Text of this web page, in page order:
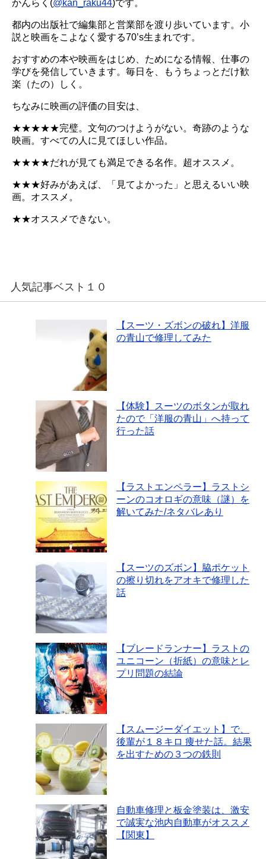
かんらく(@kan_raku44)です。
都内の出版社で編集部と営業部を渡り歩いています。小
説と映画をこよなく愛する70’s生まれです。
おすすめの本や映画をはじめ、ためになる情報、仕事の
学びを発信していきます。毎日を、もうちょっとだけ歓
楽（たの）しく。
ちなみに映画の評価の目安は、
★★★★★完璧。文句のつけようがない。奇跡のような
映画。すべての人に見てほしい作品。
★★★★だれが見ても満足できる名作。超オススメ。
★★★好みがあえば、「見てよかった」と思えるいい映
画。オススメ。
★★オススメできない。
人気記事ベスト１０
【スーツ・ズボンの破れ】洋服
の青山で修理してみた
【体験】スーツのボタンが取れ
たので「洋服の青山」へ持って
行った話
【ラストエンペラー】ラストシ
ーンのコオロギの意味（謎）を
解いてみた/ネタバレあり
【スーツのズボン】脇ポケット
の擦り切れをアオキで修理した
話
【ブレードランナー】ラストの
ユニコーン（折紙）の意味とレ
プリ問題の結論
【スムージーダイエット】で、
後輩が１８キロ 痩せた話。結果
を出すための３つの鉄則
自動車修理と板金塗装は、激安
で誠実な池内自動車がオススメ
【関東】